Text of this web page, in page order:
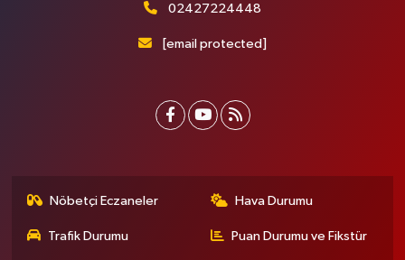
02427224448
[email protected]
Nöbetçi Eczaneler Hava Durumu
Trafik Durumu Puan Durumu ve Fikstür